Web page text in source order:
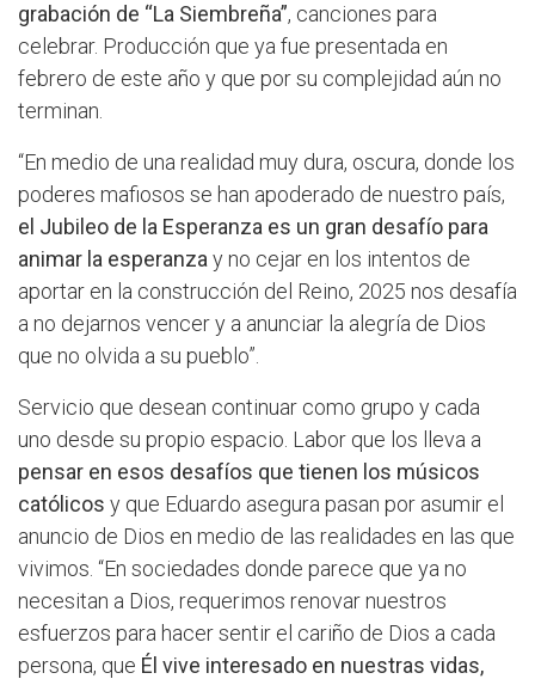
grabación de “La Siembreña”, canciones para
celebrar. Producción que ya fue presentada en
febrero de este año y que por su complejidad aún no
terminan.
“En medio de una realidad muy dura, oscura, donde los
poderes mafiosos se han apoderado de nuestro país,
el Jubileo de la Esperanza es un gran desafío para
animar la esperanza y no cejar en los intentos de
aportar en la construcción del Reino, 2025 nos desafía
a no dejarnos vencer y a anunciar la alegría de Dios
que no olvida a su pueblo”.
Servicio que desean continuar como grupo y cada
uno desde su propio espacio. Labor que los lleva a
pensar en esos desafíos que tienen los músicos
católicos y que Eduardo asegura pasan por asumir el
anuncio de Dios en medio de las realidades en las que
vivimos. “En sociedades donde parece que ya no
necesitan a Dios, requerimos renovar nuestros
esfuerzos para hacer sentir el cariño de Dios a cada
persona, que Él vive interesado en nuestras vidas,